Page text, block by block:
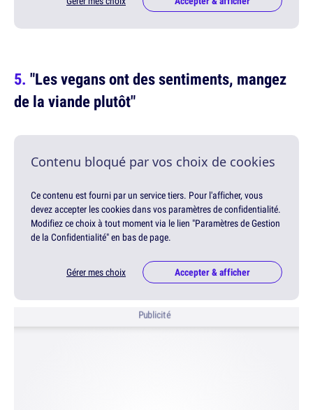
"Les vegans ont des sentiments, mangez
de la viande plutôt"
Contenu bloqué par vos choix de cookies
Ce contenu est fourni par un service tiers. Pour l'afficher, vous
devez accepter les cookies dans vos paramètres de confidentialité.
Modifiez ce choix à tout moment via le lien "Paramètres de Gestion
de la Confidentialité" en bas de page.
Gérer mes choix Accepter & afficher
Publicité